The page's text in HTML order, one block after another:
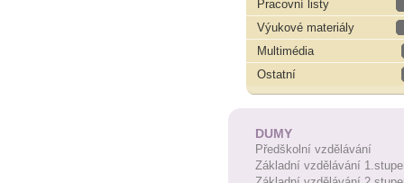
Pracovní listy
Výukové materiály
Multimédia
Ostatní
DUMY
Předškolní vzdělávání
Základní vzdělávání